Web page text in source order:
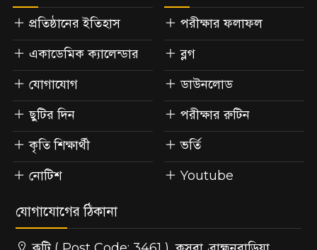
প্রতিষ্ঠানের ইতিহাস
একাডেমিক ক্যালেন্ডার
যোগাযোগ
ছুটির দিন
কৃতি শিক্ষার্থী
নোটিশ
পরীক্ষার ফলাফল
ব্লগ
ডাউনলোড
পরীক্ষার রুটিন
ভর্তি
Youtube
যোগাযোগের ঠিকানা